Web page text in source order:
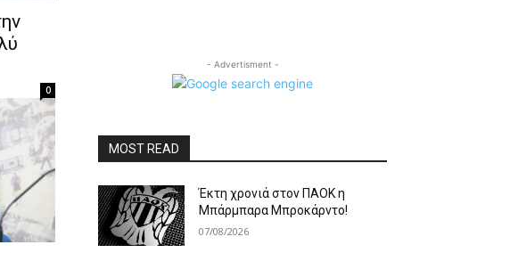
0
- Advertisment -
MOST READ
Έκτη χρονιά στον ΠΑΟΚ η
Μπάρμπαρα Μπροκάρντο!
07/08/2026